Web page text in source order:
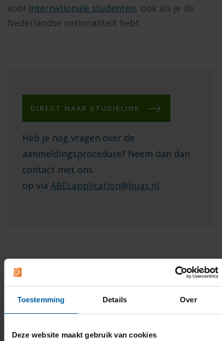
Toestemming Details Over
Deze website maakt gebruik van cookies
voor internationale studenten, ook als je de
Nederlandse nationaliteit hebt.
DIRECT NAAR STUDIELINK
Heb je nog vragen over de
aanmeldingsprocedure? Neem dan dan
contact met ons
op via ABELapplication@buas.nl.
Nederlandse studenten
Zet deze data in je agenda:
Vóór of op 1 mei aanmelden in Studielink